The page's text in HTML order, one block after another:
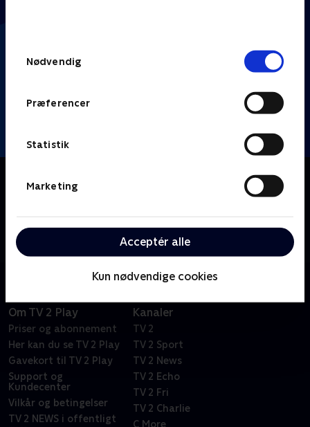
Nødvendig
Præferencer
Statistik
Marketing
Acceptér alle
Kun nødvendige cookies
TikTok møder 'Hvem vil være millionær?', når Thomas
komikere i internettets sjoveste og mest
mærkværdige klip.
Om TV 2 Play
Priser og abonnement
Her kan du se TV 2 Play
Gavekort til TV 2 Play
Support og
Kundecenter
Vilkår og betingelser
TV 2 NEWS i offentligt
Kanaler
TV 2
TV 2 Sport
TV 2 News
TV 2 Echo
TV 2 Fri
TV 2 Charlie
C More